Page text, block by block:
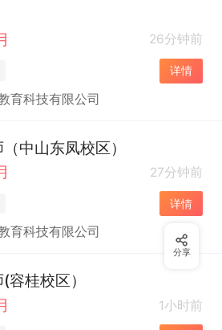
26分钟前
详情
育科技有限公司
中山东凤校区）
27分钟前
详情
育科技有限公司
桂校区）
1小时前
分享